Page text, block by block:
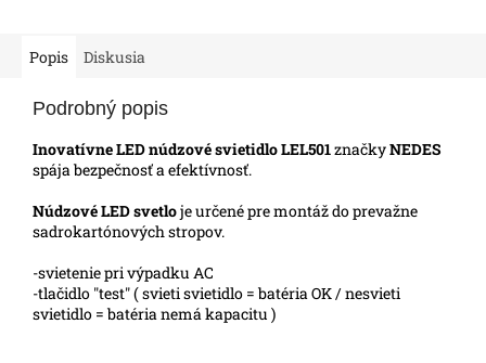
Popis Diskusia
Podrobný popis
Inovatívne LED núdzové svietidlo LEL501značkyNEDES
spája bezpečnosť a efektívnosť.
Núdzové LED svetloje určené pre montáž do prevažne
sadrokartónových stropov.
-svietenie pri výpadku AC
-tlačidlo "test" ( svieti svietidlo = batéria OK / nesvieti
svietidlo = batéria nemá kapacitu )